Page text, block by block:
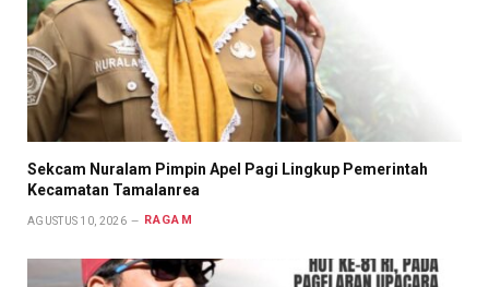
Sekcam Nuralam Pimpin Apel Pagi Lingkup Pemerintah
Kecamatan Tamalanrea
AGUSTUS 10, 2026 RAGAM